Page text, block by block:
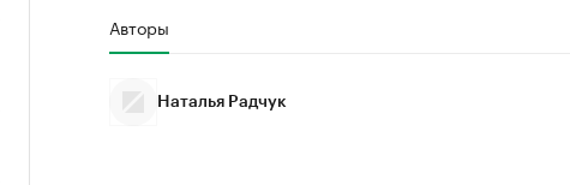
Авторы
Наталья Радчук